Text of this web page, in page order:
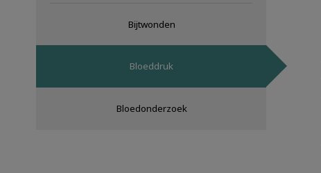
Bijtwonden
Bloeddruk
Bloedonderzoek